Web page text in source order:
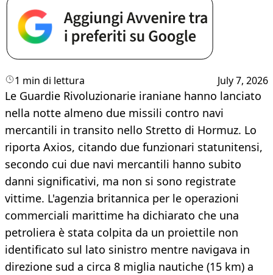
1 min di lettura July 7, 2026
Le Guardie Rivoluzionarie iraniane hanno lanciato
nella notte almeno due missili contro navi
mercantili in transito nello Stretto di Hormuz. Lo
riporta Axios, citando due funzionari statunitensi,
secondo cui due navi mercantili hanno subito
danni significativi, ma non si sono registrate
vittime. L'agenzia britannica per le operazioni
commerciali marittime ha dichiarato che una
petroliera è stata colpita da un proiettile non
identificato sul lato sinistro mentre navigava in
direzione sud a circa 8 miglia nautiche (15 km) a